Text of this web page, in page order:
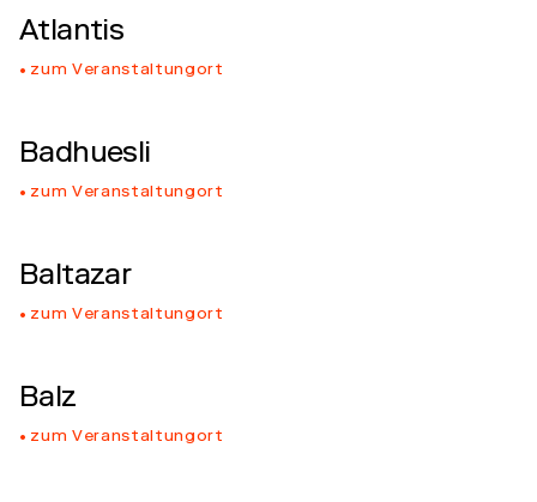
Atlantis
zum Veranstaltungort
Badhuesli
zum Veranstaltungort
Baltazar
zum Veranstaltungort
Balz
zum Veranstaltungort